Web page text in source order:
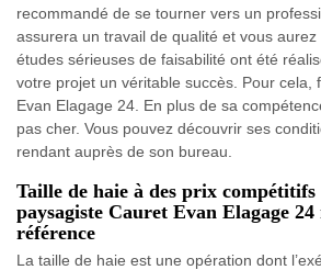
recommandé de se tourner vers un
assurera un travail de qualité et vous
études sérieuses de faisabilité ont été
votre projet un véritable succès. Pour cela,
Evan Elagage 24. En plus de sa
pas cher. Vous pouvez découvrir ses
rendant auprès de son bureau.
Taille de haie à des prix compétitifs
paysagiste Cauret Evan Elagage 24
référence
La taille de haie est une opération dont